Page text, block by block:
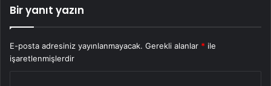
Bir yanıt yazın
E-posta adresiniz yayınlanmayacak. Gerekli alanlar * ile
işaretlenmişlerdir